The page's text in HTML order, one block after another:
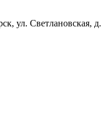
ул. Светлановская,